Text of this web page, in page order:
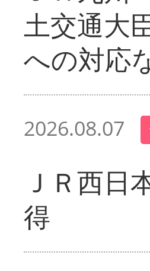
土交通大
への対応
2026.08.07
ＪＲ西
得